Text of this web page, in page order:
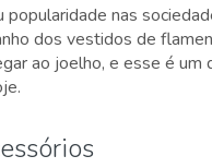
popularidade nas
dos vestidos de
ao joelho, e esse é um